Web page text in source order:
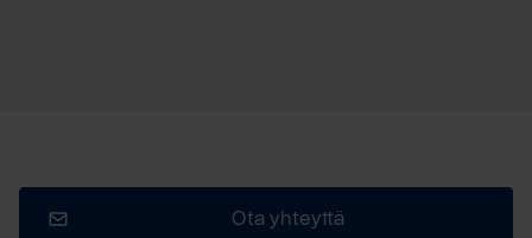
Ota yhteyttä